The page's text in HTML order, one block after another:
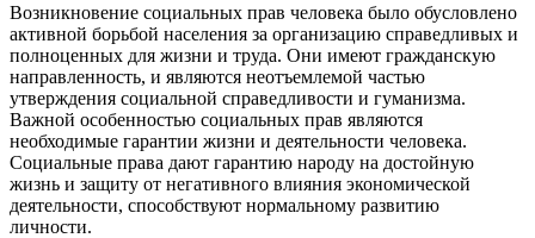
Возникновение социальных прав человека было обусловлено
активной борьбой населения за организацию справедливых и
полноценных для жизни и труда. Они имеют гражданскую
направленность, и являются неотъемлемой частью
утверждения социальной справедливости и гуманизма.
Важной особенностью социальных прав являются
необходимые гарантии жизни и деятельности человека.
Социальные права дают гарантию народу на достойную
жизнь и защиту от негативного влияния экономической
деятельности, способствуют нормальному развитию
личности.